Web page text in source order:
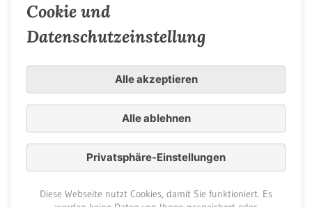
Cookie und
Datenschutzeinstellung
Alle akzeptieren
Alle ablehnen
Privatsphäre-Einstellungen
Diese Webseite nutzt Cookies, damit Sie funktioniert. Es